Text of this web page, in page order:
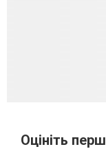
Оцініть